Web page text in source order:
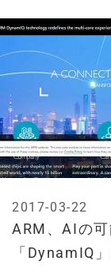
ARM、AIの
「DynamIQ
2017-03-22